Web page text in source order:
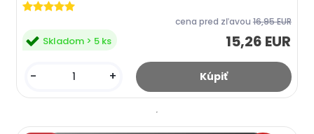
cena pred zľavou 16,95 EUR
15,26 EUR
Skladom > 5 ks
- +